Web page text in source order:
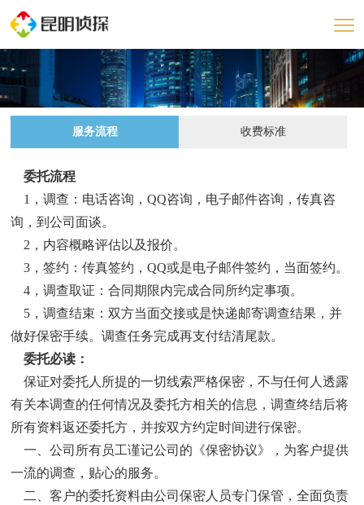
服务流程 收费标准
委托流程
1，调查：电话咨询，QQ咨询，电子邮件咨询，传真咨
询，到公司面谈。
2，内容概略评估以及报价。
3，签约：传真签约，QQ或是电子邮件签约，当面签约。
4，调查取证：合同期限内完成合同所约定事项。
5，调查结束：双方当面交接或是快递邮寄调查结果，并
做好保密手续。调查任务完成再支付结清尾款。
委托必读：
保证对委托人所提的一切线索严格保密，不与任何人透露
有关本调查的任何情况及委托方相关的信息，调查终结后将
所有资料返还委托方，并按双方约定时间进行保密。
一、公司所有员工谨记公司的《保密协议》，为客户提供
一流的调查，贴心的服务。
二、客户的委托资料由公司保密人员专门保管，全面负责